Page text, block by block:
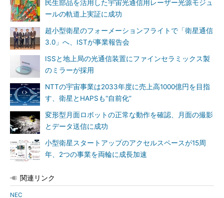
民生部品を活用した宇宙光通信用レーザー光源モジュ
ールの軌道上実証に成功
超小型衛星のフォーメーションフライトで「衛星通信
3.0」へ、ISTが事業報告会
ISSと地上局の光通信装置にファインセラミックス製
のミラーが採用
NTTの宇宙事業は2033年度に売上高1000億円を目指
す、衛星とHAPSも“自前化”
変形型月面ロボットの正常な動作を確認、月面の撮影
とデータ送信に成功
小型衛星スタートアップのアクセルスペースが15周
年、2つの事業を両輪に成長加速
関連リンク
NEC